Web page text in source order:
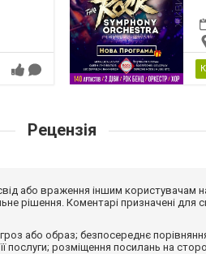
Рецензія
або враження іншим
рішення. Коментарі призначені для
або образ; безпосереднє
послуги; розміщення посилань на